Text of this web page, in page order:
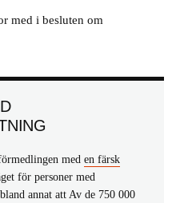
med i besluten om
med en färsk
för personer med
annat att Av de 750 000